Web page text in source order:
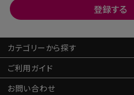
カテゴリーから探す
ご利用ガイド
お問い合わせ